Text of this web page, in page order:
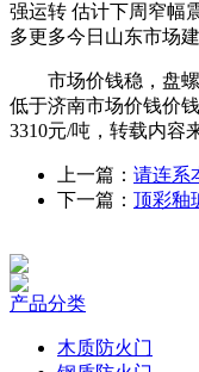
强运转 估计下周窄幅
多更多今日山东市场
市场价钱稳，盘螺
低于济南市场价钱价
3310元/吨，转载内容
上一篇： 请连系
下一篇： 顶彩釉
产品分类
木质防火门